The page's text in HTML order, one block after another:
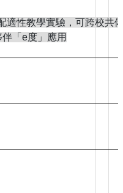
適性教學實驗，可跨校共
「e度」應用